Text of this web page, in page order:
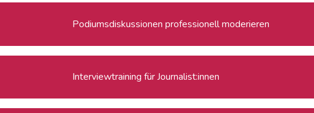
Podiumsdiskussionen professionell moderieren
Interviewtraining für Journalist:innen